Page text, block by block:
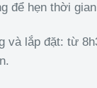
để hẹn thời
và lắp đặt: từ